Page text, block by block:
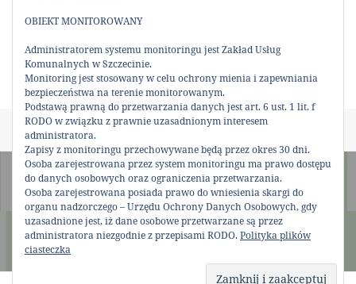
UDOSTĘPNIJ:
Data
publikacji
25 maja 2026 Autor Kategorie
Bez kategorii
Nawigacja
wpisuPOPRZEDNI
Poprzedni
wpis:
Komunikat organizacyjny
NASTĘPNY
Następny
Komunikat organizacyjny
OBIEKT MONITOROWANY
Administratorem systemu monitoringu jest Zakład Usług
Komunalnych w Szczecinie.
Monitoring jest stosowany w celu ochrony mienia i zapewniania
bezpieczeństwa na terenie monitorowanym.
Podstawą prawną do przetwarzania danych jest art. 6 ust. 1 lit. f
RODO w związku z prawnie uzasadnionym interesem
administratora.
Zapisy z monitoringu przechowywane będą przez okres 30 dni.
Osoba zarejestrowana przez system monitoringu ma prawo dostępu
do danych osobowych oraz ograniczenia przetwarzania.
Osoba zarejestrowana posiada prawo do wniesienia skargi do
organu nadzorczego – Urzędu Ochrony Danych Osobowych, gdy
uzasadnione jest, iż dane osobowe przetwarzane są przez
administratora niezgodnie z przepisami RODO.Polityka plików
ciasteczka